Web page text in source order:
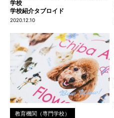
学校
学校紹介タブロイド
2020.12.10
教育機関（専門学校）